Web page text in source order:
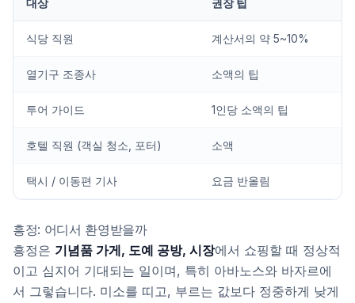
대상 권장 팁
식당 직원 계산서의 약 5~10%
열기구 조종사 소액의 팁
투어 가이드 1인당 소액의 팁
호텔 직원 (객실 청소, 포터) 소액
택시 / 이동편 기사 요금 반올림
흥정: 어디서 환영받을까
흥정은 기념품 가게, 도예 공방, 시장에서 쇼핑할 때 정상적
이고 심지어 기대되는 일이며, 특히 아바노스와 바자르에
서 그렇습니다. 미소를 띠고, 부르는 값보다 정중하게 낮게